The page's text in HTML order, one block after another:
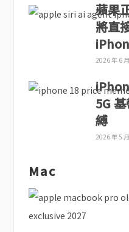
蘋果
將直
2026 年 6
5G
縛
2026 年 5
Mac